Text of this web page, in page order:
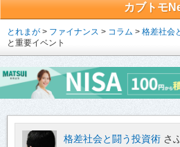
カブトモ
とれまが > ファイナンス > コラム > 格差社会
と重要イベント
格差社会と闘う投資術 さ